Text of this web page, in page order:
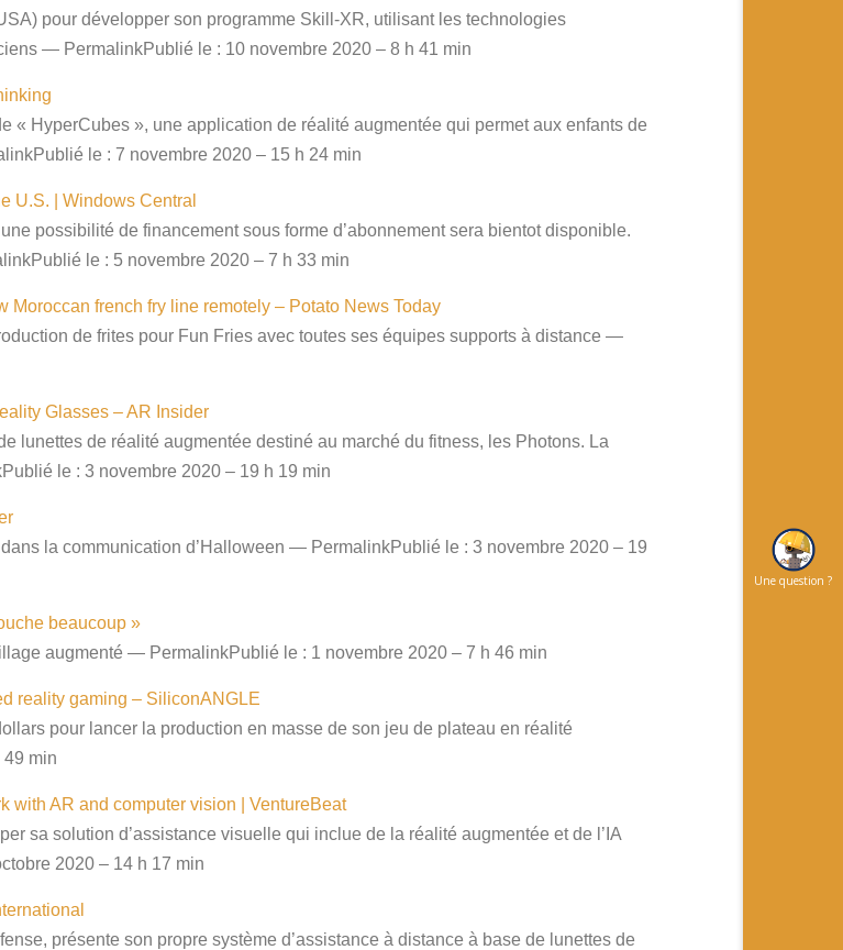
pour développer son programme Skill-XR, utilisant les technologies
— PermalinkPublié le : 10 novembre 2020 – 8 h 41 min
« HyperCubes », une application de réalité augmentée qui permet aux enfants de
le : 7 novembre 2020 – 15 h 24 min
U.S. | Windows Central
possibilité de financement sous forme d’abonnement sera bientot disponible.
le : 5 novembre 2020 – 7 h 33 min
Moroccan french fry line remotely – Potato News Today
de frites pour Fun Fries avec toutes ses équipes supports à distance —
Glasses – AR Insider
lunettes de réalité augmentée destiné au marché du fitness, les Photons. La
le : 3 novembre 2020 – 19 h 19 min
la communication d’Halloween — PermalinkPublié le : 3 novembre 2020 – 19
beaucoup »
augmenté — PermalinkPublié le : 1 novembre 2020 – 7 h 46 min
reality gaming – SiliconANGLE
pour lancer la production en masse de son jeu de plateau en réalité
min
with AR and computer vision | VentureBeat
sa solution d’assistance visuelle qui inclue de la réalité augmentée et de l’IA
2020 – 14 h 17 min
présente son propre système d’assistance à distance à base de lunettes de
Une question ?